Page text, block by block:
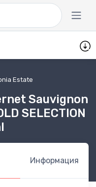
Estate
Sauvignon
SELECTION
Информация